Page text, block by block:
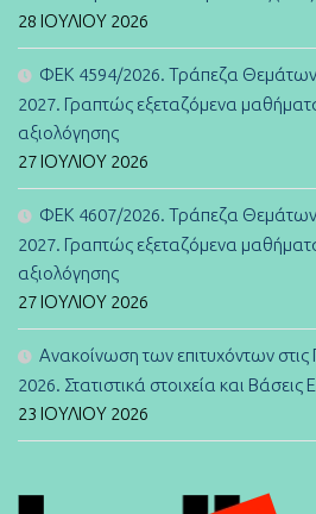
28 ΙΟΥΛΊΟΥ 2026
ΦΕΚ 4594/2026. Τράπεζα Θεμάτων
2027. Γραπτώς εξεταζόμενα
αξιολόγησης
27 ΙΟΥΛΊΟΥ 2026
ΦΕΚ 4607/2026. Τράπεζα Θεμάτων
2027. Γραπτώς εξεταζόμενα
αξιολόγησης
27 ΙΟΥΛΊΟΥ 2026
Ανακοίνωση των επιτυχόντων στις
2026. Στατιστικά στοιχεία και Βάσεις
23 ΙΟΥΛΊΟΥ 2026